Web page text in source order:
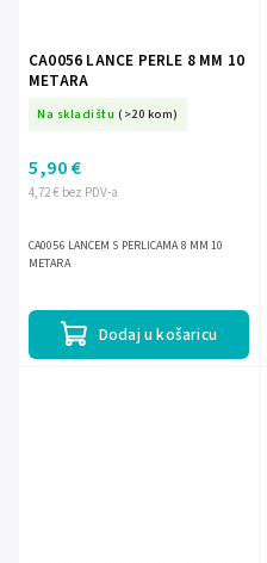
CA0056 LANCE PERLE 8 MM 10
METARA
Na skladištu (>20 kom)
4,72 € bez PDV-a
5,90 €
Dodaj u košaricu
CA0056 LANCEM S PERLICAMA 8 MM 10
METARA